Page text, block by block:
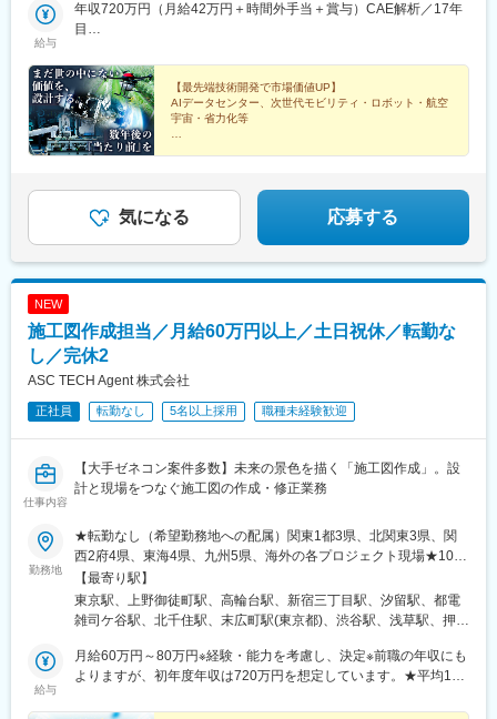
市（和田岬、東灘、西神等）、明石、姫路、加古川、高砂、伊
丹、尼崎、三田、宝塚 等京都：京都（西大路、西院、四条）、
守山 等奈良／和歌山◆中四国広島：広島市、府中町、東広島、
福山、呉、三原 等岡山：岡山市、倉敷、玉野、 笠岡、 井原、
浅口 等山口：山口市、岩国、下松、徳山 等香川／愛媛／鳥取
／島根／徳島◆九州福岡：福岡市、北九州（小倉、八幡、黒崎
等）、宮若、宗像 等長崎：長崎、諫早、佐世保 等熊本／鹿児
所あり（屋外）
東駅、熊本城・市役所前駅、小倉駅(福岡県)、姫路駅、伊丹駅(福
知山線)、岡山駅、大波止駅、烏丸駅、櫛田神社前駅、県庁前駅(広
給与
年収720万円（月給42万円＋時間外手当＋賞与）CAE解析／17年
目
目
【最先端技術開発で市場価値UP】
AIデータセンター、次世代モビリティ・ロボット・航空
宇宙・省力化等
◆パナソニックや三菱重工業など大手の開発チームと直
接取引
気になる 応募する
NEW
施工図作成担当／月給60万円以上／土日祝休／転勤な
し／完休2
ASC TECH Agent 株式会社
正社員 転勤なし 5名以上採用 職種未経験歓迎
仕事内容
【大手ゼネコン案件多数】未来の景色を描く「施工図作成」。設
計と現場をつなぐ施工図の作成・修正業務
勤務地
★転勤なし（希望勤務地への配属）関東1都3県、北関東3県、関
西2府4県、東海4県、九州5県、海外の各プロジェクト現場★10名
以上の積極採用★U・Iターン歓迎！★海外で働くチャンスあり！
★入社時に引越しが必要な場合は転居費用を会社が全額負担！
（自己負担のかからない社員寮も利用可能）★マイカー通勤可※案
るほど、ニーズの高いポジション。業界内での雇用を創出しつ
つ、安定した働き方が実現できるように、労働条件の整備も行っ
【最寄り駅】
東京駅、上野御徒町駅、高輪台駅、新宿三丁目駅、汐留駅、都電
雑司ケ谷駅、北千住駅、末広町駅(東京都)、渋谷駅、浅草駅、押上
駅(東京都)、大門駅(東京都)、有楽町駅、新横浜駅、小田原駅、新
高島駅、大船駅、鎌倉駅、関内駅、藤沢本町駅、片瀬江ノ島駅、
給与
月給60万円～80万円※経験・能力を考慮し、決定※前職の年収にも
よりますが、初年度年収は720万円を想定しています。★平均120